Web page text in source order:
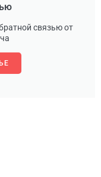
связью от